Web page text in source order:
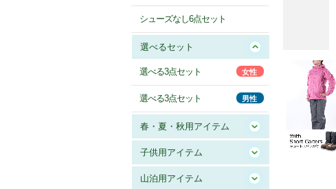
シューズなし6点セット
選べるセット
選べる3点セット 女性
選べる3点セット 男性
春・夏・秋用アイテム
子供用アイテム
山泊用アイテム